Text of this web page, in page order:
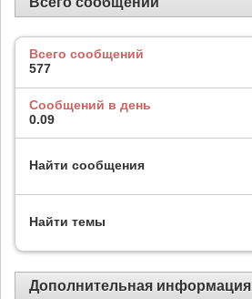
Всего сообщений
577
Сообщений в день
0.09
Найти сообщения
Найти темы
Дополнительная информация